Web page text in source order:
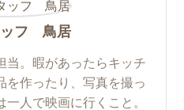
ッフ 鳥居
当。暇があったらキッチ
を作ったり、写真を撮っ
人で映画に行くこと。